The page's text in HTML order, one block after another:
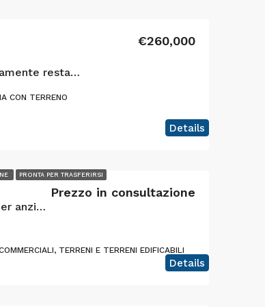
Un rifugio sulla costa splendidamente restaurato sull’isola di Faial, nelle Azzorre!
€260,000
CON TERRENO
Details
PRONTA PER TRASFERIRSI
Eccezionale struttura di assistenza per anziani “chiavi in mano” e immobile di pregio per investimenti
Prezzo in consultazione
TERRENI E TERRENI EDIFICABILI
Details